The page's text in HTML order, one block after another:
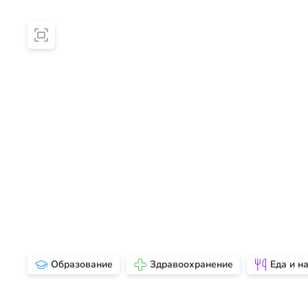
Образование Здравоохранение Еда и